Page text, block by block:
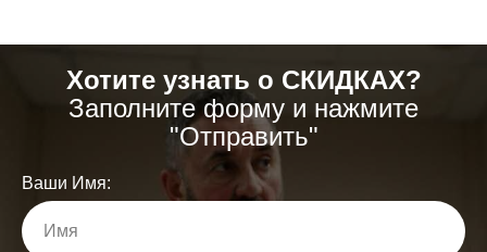
Хотите узнать о СКИДКАХ?
Заполните форму и нажмите
"Отправить"
Ваши Имя:
Имя